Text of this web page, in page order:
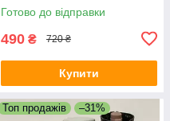
Готово до відправки
490 ₴ 720 ₴
Купити
Топ продажів –31%